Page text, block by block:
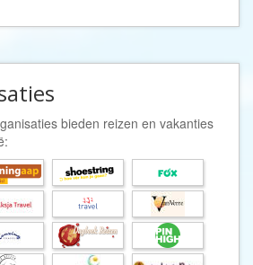
bieden reizen en vakanties